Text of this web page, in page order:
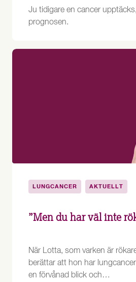
Ju tidigare en cancer
prognosen.
LUNGCANCER AKTUELLT
”Men du har väl inte
När Lotta, som varken är
berättar att hon har
en förvånad blick och…